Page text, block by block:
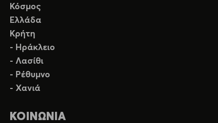
Κόσμος
Ελλάδα
Κρήτη
- Ηράκλειο
- Λασίθι
- Ρέθυμνο
- Χανιά
ΚΟΙΝΩΝΙΑ